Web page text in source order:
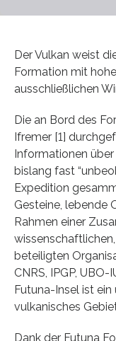
Der Vulkan weist
Formation mit
ausschließlichen
Die an Bord des
Ifremer [1]
Informationen
bislang fast
Expedition
Gesteine, lebende
Rahmen einer
beteiligten
CNRS, IPGP,
Futuna-Insel ist
vulkanisches
Dank der Futuna